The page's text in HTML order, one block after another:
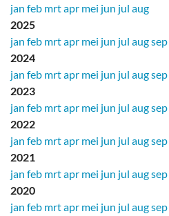
jan feb mrtapr mei jun jul aug
2025
jan feb mrtapr mei jun jul augsep
2024
jan feb mrtapr mei jun jul augsep
2023
jan feb mrtapr mei jun jul augsep
2022
jan feb mrtapr mei jun jul augsep
2021
jan feb mrtapr mei jun jul augsep
2020
jan feb mrtapr mei jun jul augsep